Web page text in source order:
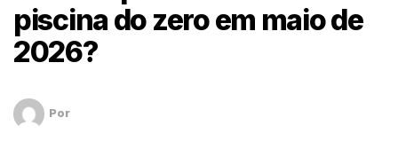
piscina do zero em maio de
2026?
Por